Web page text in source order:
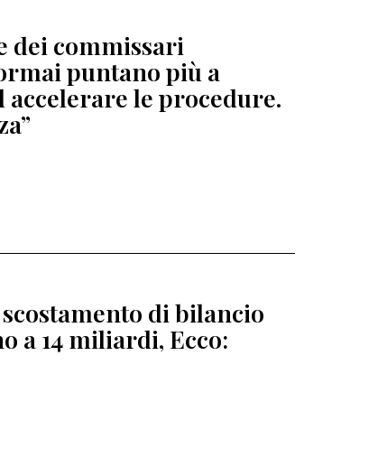
dei commissari
puntano più a
le procedure.
di bilancio
a 14 miliardi, Ecco: